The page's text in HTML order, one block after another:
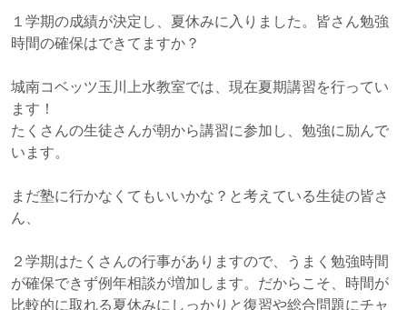
１学期の成績が決定し、夏休みに入りました。皆さん勉強
時間の確保はできてますか？
城南コベッツ玉川上水教室では、現在夏期講習を行ってい
ます！
たくさんの生徒さんが朝から講習に参加し、勉強に励んで
います。
まだ塾に行かなくてもいいかな？と考えている生徒の皆さ
ん、
２学期はたくさんの行事がありますので、うまく勉強時間
が確保できず例年相談が増加します。だからこそ、時間が
比較的に取れる夏休みにしっかりと復習や総合問題にチャ